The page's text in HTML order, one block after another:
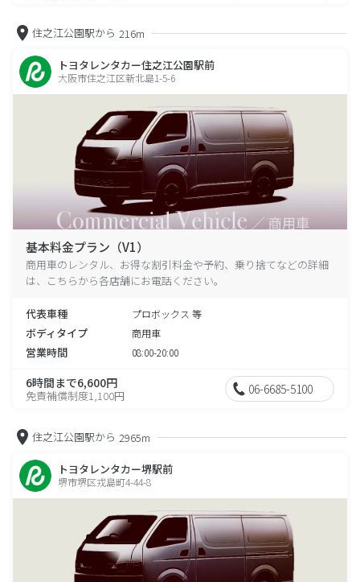
住之江公園駅から 216m
トヨタレンタカー住之江公園駅前
大阪市住之江区新北島1-5-6
基本料金プラン（V1）
商用車のレンタル、お得な割引料金や予約、乗り捨てなどの詳細
は、こちらから各店舗にお電話ください。
代表車種 プロボックス 等
ボディタイプ 商用車
営業時間 08:00-20:00
6時間まで6,600円
免責補償制度1,100円 06-6685-5100
住之江公園駅から 2965m
トヨタレンタカー堺駅前
堺市堺区戎島町4-44-8